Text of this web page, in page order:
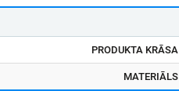
PRODUKTA KRĀSA
MATERIĀLS